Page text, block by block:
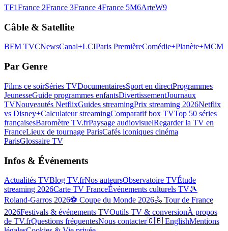
TF1France 2France 3France 4France 5M6ArteW9
Câble & Satellite
BFM TVCNewsCanal+LCIParis PremièreComédie+Planète+MCM
Par Genre
Films ce soirSéries TVDocumentairesSport en directProgrammes
JeunesseGuide programmes enfantsDivertissementJournaux
TVNouveautés NetflixGuides streamingPrix streaming 2026Netflix
vs Disney+Calculateur streamingComparatif box TVTop 50 séries
françaisesBaromètre TV.frPaysage audiovisuelRegarder la TV en
FranceLieux de tournage ParisCafés iconiques cinéma
ParisGlossaire TV
Infos & Événements
Actualités TVBlog TV.frNos auteursObservatoire TVÉtude
streaming 2026Carte TV FranceÉvénements culturels TV🎾
Roland-Garros 2026⚽ Coupe du Monde 2026🚴 Tour de France
2026Festivals & événements TVOutils TV & conversionÀ propos
de TV.frQuestions fréquentesNous contacter🇬🇧 EnglishMentions